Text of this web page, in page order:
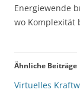
Energiewende
wo Komplexität
Ähnliche Beiträge
Virtuelles